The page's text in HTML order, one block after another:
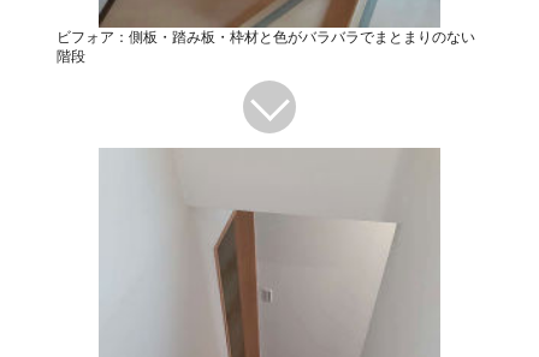
ビフォア：側板・踏み板・枠材と色がバラバラでまとまりのない
階段